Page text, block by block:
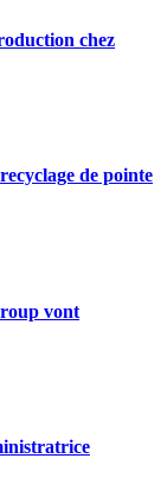
chez
de pointe
vont